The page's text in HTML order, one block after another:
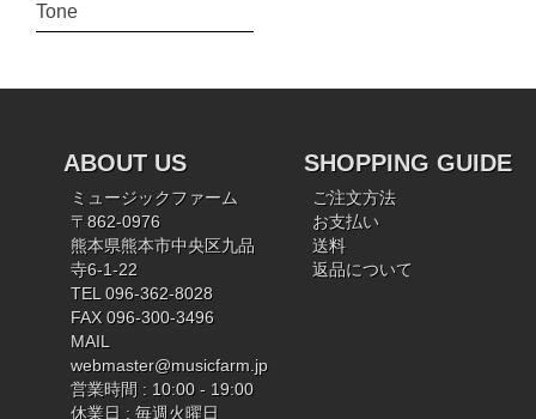
Tone
ABOUT US
ミュージックファーム
〒862-0976
熊本県熊本市中央区九品
寺6-1-22
TEL 096-362-8028
FAX 096-300-3496
MAIL
webmaster@musicfarm.jp
営業時間 : 10:00 - 19:00
休業日 : 毎週火曜日
SHOPPING GUIDE
ご注文方法
お支払い
送料
返品について